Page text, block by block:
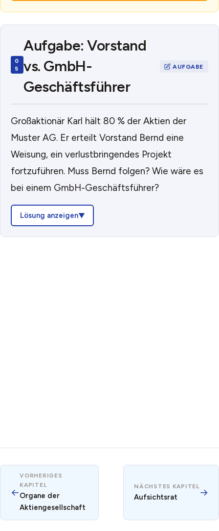
Aufgabe: Vorstand
vs. GmbH-
Geschäftsführer
Großaktionär Karl hält 80 % der Aktien der
Muster AG. Er erteilt Vorstand Bernd eine
Weisung, ein verlustbringendes Projekt
fortzuführen. Muss Bernd folgen? Wie wäre es
bei einem GmbH-Geschäftsführer?
Lösung anzeigen
←
VORHERIGES
KAPITEL
Organe der
Aktiengesellschaft
NÄCHSTES KAPITEL
Aufsichtsrat →